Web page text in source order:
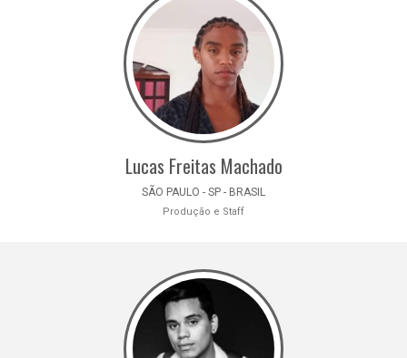
Lucas Freitas Machado
SÃO PAULO - SP - BRASIL
Produção e Staff